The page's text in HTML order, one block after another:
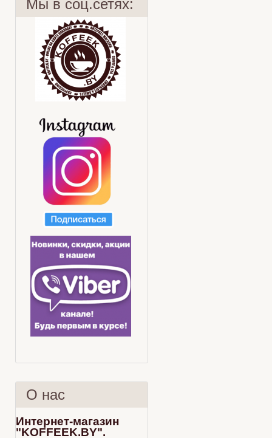
Фруктовый смузи
Мы в соц.сетях:
О нас
Интернет-магазин
"KOFFEEK.BY".